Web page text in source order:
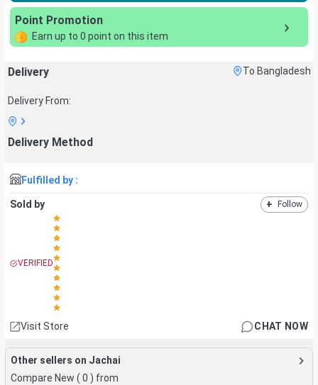
Point Promotion
Earn up to 0 point on this item
Delivery To Bangladesh
Delivery From:
Delivery Method
Fulfilled by :
Sold by + Follow
VERIFIED
Visit Store CHAT NOW
Other sellers on Jachai
Compare New ( 0 ) from